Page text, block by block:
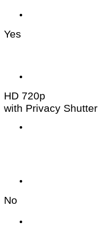
Yes
HD 720p
with Privacy Shutter
No